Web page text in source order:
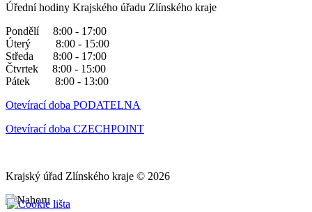
Úřední hodiny Krajského úřadu Zlínského kraje
Pondělí 8:00 - 17:00
Úterý 8:00 - 15:00
Středa 8:00 - 17:00
Čtvrtek 8:00 - 15:00
Pátek 8:00 - 13:00
Otevírací doba PODATELNA
Otevírací doba CZECHPOINT
Krajský úřad Zlínského kraje © 2026